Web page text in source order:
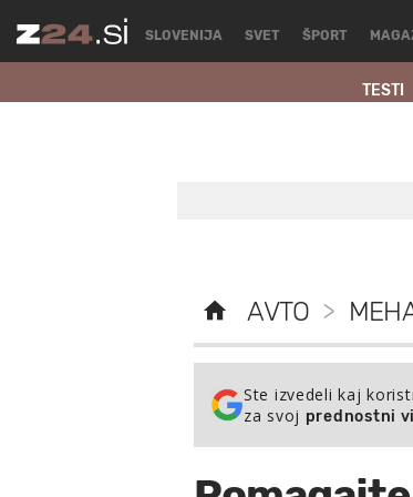
SLOVENIJA SVET ŠPORT
TESTI
AVTO >
Ste izvedeli kaj
za svoj prednostni